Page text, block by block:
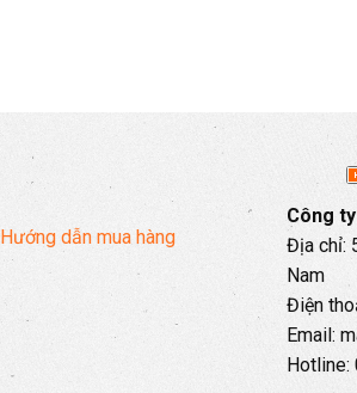
Hướng dẫn mua hàng
Công
Địa chỉ:
Nam
Điện
Email:
Hotline: